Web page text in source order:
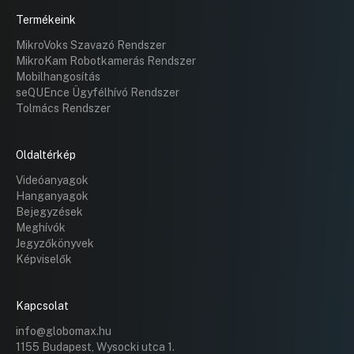
Termékeink
MikroVoks Szavazó Rendszer
MikroKam Robotkamerás Rendszer
Mobilhangosítás
seQUEnce Ügyfélhívó Rendszer
Tolmács Rendszer
Oldaltérkép
Videóanyagok
Hanganyagok
Bejegyzések
Meghívók
Jegyzőkönyvek
Képviselők
Kapcsolat
info@globomax.hu
1155 Budapest, Wysocki utca 1.